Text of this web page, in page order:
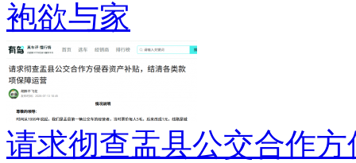
袍欲与家
请求彻查盂县公交合作